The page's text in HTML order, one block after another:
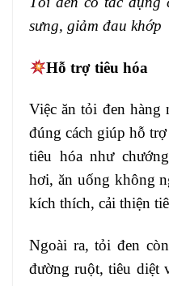
sưng, giảm đau khớp
Hỗ trợ tiêu hóa
Việc ăn tỏi đen hàng
đúng cách giúp hỗ
tiêu hóa như
hơi, ăn uống không
kích thích, cải thiện
Ngoài ra, tỏi đen
đường ruột, tiêu diệt